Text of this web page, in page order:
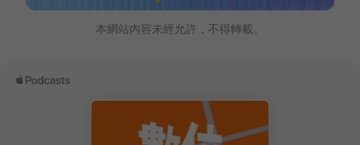
本網站內容未經允許，不得轉載。